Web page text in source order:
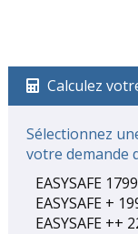
Calculez
Sélectionnez
votre demande
EASYSAFE
EASYSAFE +
EASYSAFE ++